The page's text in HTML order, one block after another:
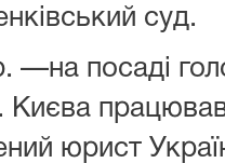
суд.
посаді
Києва
юрист